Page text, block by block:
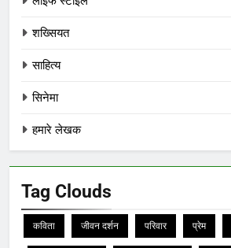
शख्सियत
साहित्य
सिनेमा
हमारे लेखक
Tag Clouds
कविता जीवन दर्शन परिवार प्रेम